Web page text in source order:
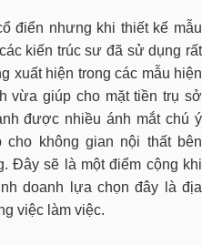
điển nhưng khi thiết kế mẫu
kiến trúc sư đã sử dụng rất
xuất hiện trong các mẫu hiện
vừa giúp cho mặt tiền trụ sở
được nhiều ánh mắt chú ý
không gian nội thất bên
Đây sẽ là một điểm cộng khi
doanh lựa chọn đây là địa
việc làm việc.